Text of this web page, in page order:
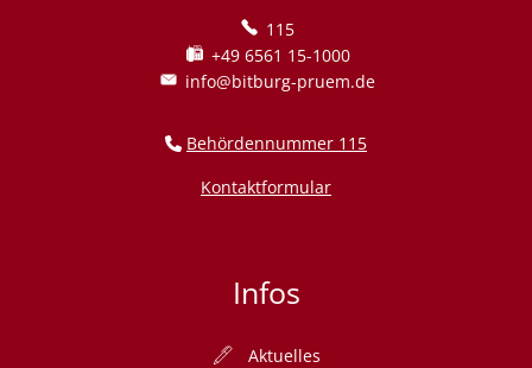
115
+49 6561 15-1000
info@bitburg-pruem.de
Behördennummer 115
Kontaktformular
Infos
Aktuelles